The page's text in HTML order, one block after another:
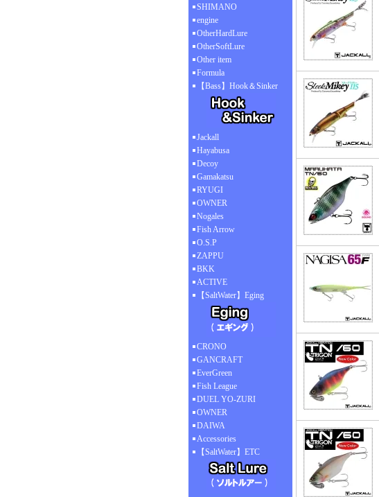
SHIMANO
engine
OtherHardLure
OtherSoftLure
Other item
Formula
【Bass】Hook＆Sinker
Jackall
Hayabusa
Decoy
Gamakatsu
RYUGI
OWNER
Nogales
Fish Arrow
O.S.P
ZAPPU
BKK
ACTIVE
【SaltWater】Eging
CRONO
GANCRAFT
EverGreen
Fish League
DUEL YO-ZURI
OWNER
DAIWA
Accessories
【SaltWater】ETC